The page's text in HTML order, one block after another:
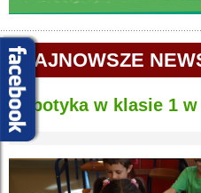
NAJNOWSZE
Robotyka w klasie 1